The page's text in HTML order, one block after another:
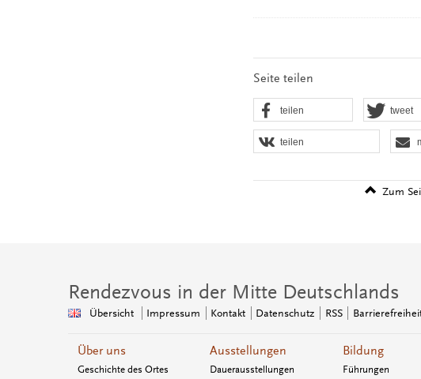
Seite teilen
teilen tweet
teilen
Zum
Rendezvous in der Mitte Deutschlands
Übersicht Impressum Kontakt Datenschutz RSS
Über uns
Geschichte des Ortes
Ausstellungen
Dauerausstellungen
Bildung
Führungen